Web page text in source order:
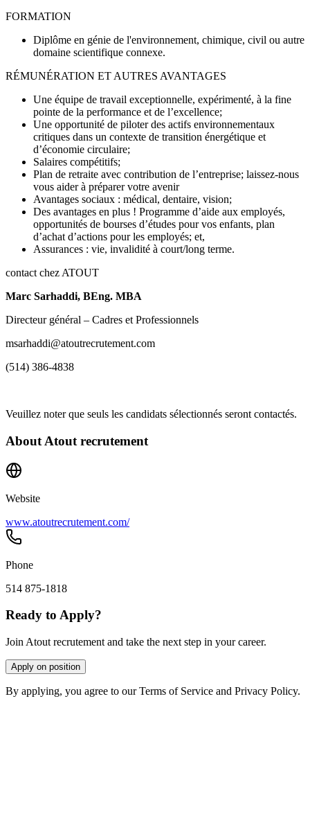
FORMATION
Diplôme en génie de l'environnement, chimique, civil ou autre
domaine scientifique connexe.
RÉMUNÉRATION ET AUTRES AVANTAGES
Une équipe de travail exceptionnelle, expérimenté, à la fine
pointe de la performance et de l’excellence;
Une opportunité de piloter des actifs environnementaux
critiques dans un contexte de transition énergétique et
d’économie circulaire;
Salaires compétitifs;
Plan de retraite avec contribution de l’entreprise; laissez-nous
vous aider à préparer votre avenir
Avantages sociaux : médical, dentaire, vision;
Des avantages en plus ! Programme d’aide aux employés,
opportunités de bourses d’études pour vos enfants, plan
d’achat d’actions pour les employés; et,
Assurances : vie, invalidité à court/long terme.
contact chez ATOUT
Marc Sarhaddi, BEng. MBA
Directeur général – Cadres et Professionnels
msarhaddi@atoutrecrutement.com
(514) 386-4838
Veuillez noter que seuls les candidats sélectionnés seront contactés.
About Atout recrutement
Website
www.atoutrecrutement.com/
Phone
514 875-1818
Ready to Apply?
Join Atout recrutement and take the next step in your career.
Apply on position
By applying, you agree to our Terms of Service and Privacy Policy.